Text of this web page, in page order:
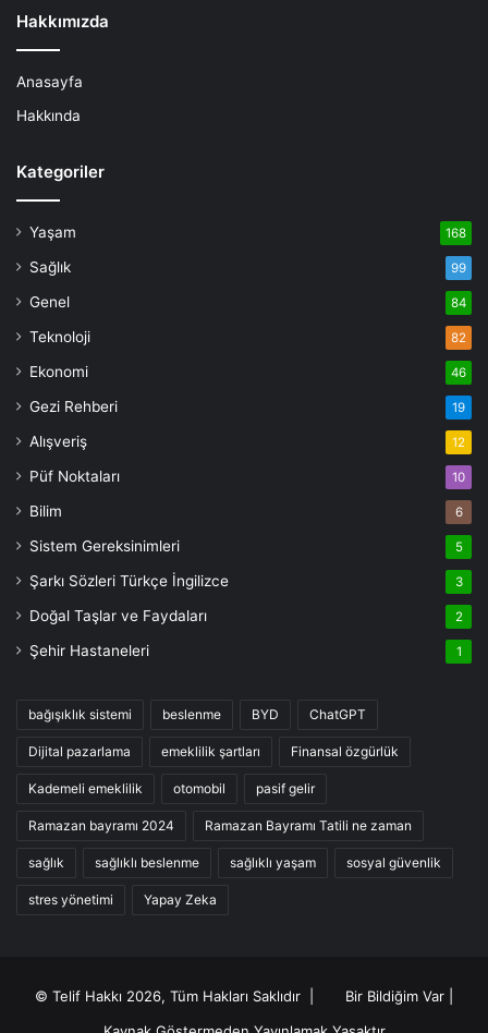
Hakkımızda
Anasayfa
Hakkında
Kategoriler
Yaşam 168
Sağlık 99
Genel 84
Teknoloji 82
Ekonomi 46
Gezi Rehberi 19
Alışveriş 12
Püf Noktaları 10
Bilim 6
Sistem Gereksinimleri 5
Şarkı Sözleri Türkçe İngilizce 3
Doğal Taşlar ve Faydaları 2
Şehir Hastaneleri 1
bağışıklık sistemi beslenme BYD ChatGPT
Dijital pazarlama emeklilik şartları Finansal özgürlük
Kademeli emeklilik otomobil pasif gelir
Ramazan bayramı 2024 Ramazan Bayramı Tatili ne zaman
sağlık sağlıklı beslenme sağlıklı yaşam sosyal güvenlik
stres yönetimi Yapay Zeka
© Telif Hakkı 2026, Tüm Hakları Saklıdır | Bir Bildiğim Var